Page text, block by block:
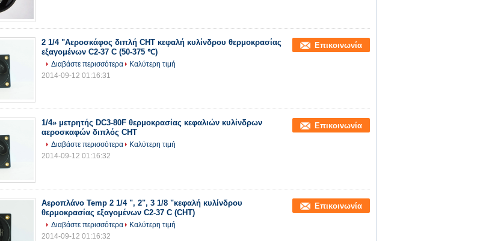
2 1/4 "Αεροσκάφος διπλή CHT κεφαλή κυλίνδρου θερμοκρασίας
εξαγομένων C2-37 C (50-375 ℃)
Επικοινωνία
Διαβάστε περισσότερα
Καλύτερη τιμή
2014-09-12 01:16:31
1/4» μετρητής DC3-80F θερμοκρασίας κεφαλιών κυλίνδρων
αεροσκαφών διπλός CHT
Επικοινωνία
Διαβάστε περισσότερα
Καλύτερη τιμή
2014-09-12 01:16:32
Αεροπλάνο Temp 2 1/4 ", 2", 3 1/8 "κεφαλή κυλίνδρου
θερμοκρασίας εξαγομένων C2-37 C (CHT)
Επικοινωνία
Διαβάστε περισσότερα
Καλύτερη τιμή
2014-09-12 01:16:32